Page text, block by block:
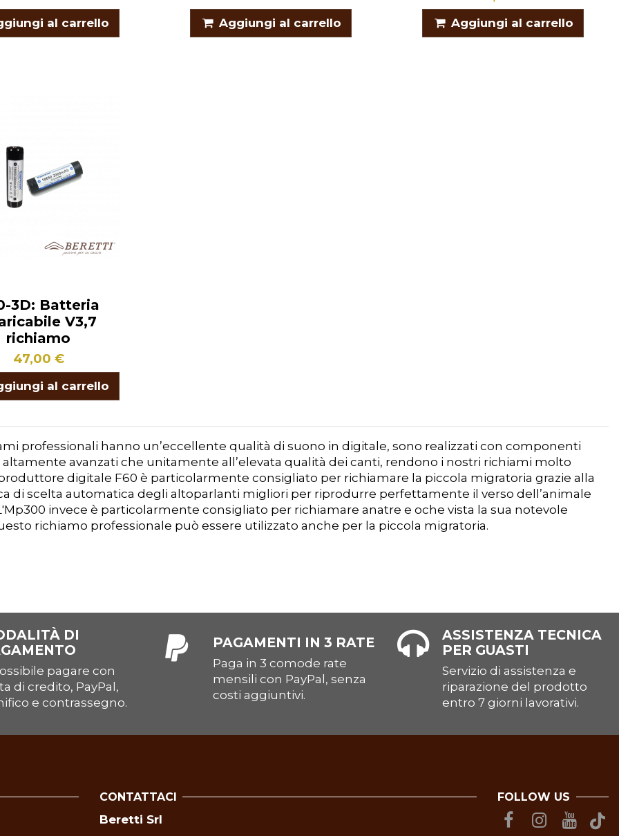
al carrello Aggiungi al carrello Aggiungi al carrello
3D: Batteria
V3,7
richiamo
47,00 €
al carrello
professionali hanno un’eccellente qualità di suono in digitale, sono realizzati con componenti
avanzati che unitamente all’elevata qualità dei canti, rendono i nostri richiami molto
digitale F60 è particolarmente consigliato per richiamare la piccola migratoria grazie alla
di scelta automatica degli altoparlanti migliori per riprodurre perfettamente il verso dell’animale
invece è particolarmente consigliato per richiamare anatre e oche vista la sua notevole
richiamo professionale può essere utilizzato anche per la piccola migratoria.
DI
pagare con
di credito, PayPal,
e contrassegno.
PAGAMENTI IN 3 RATE
Paga in 3 comode rate
mensili con PayPal, senza
costi aggiuntivi.
ASSISTENZA TECNICA
PER GUASTI
Servizio di assistenza e
riparazione del prodotto
entro 7 giorni lavorativi.
CONTATTACI
Beretti Srl
FOLLOW US